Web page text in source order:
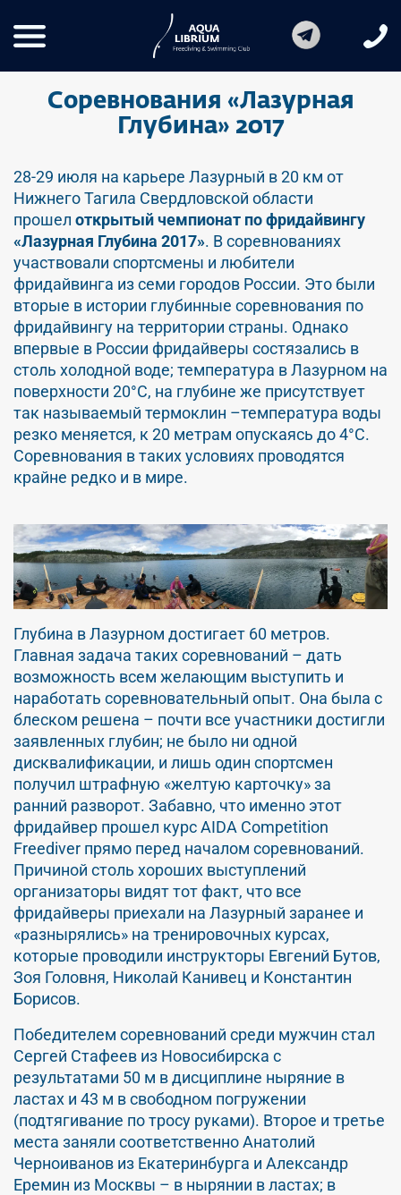
Соревнования «Лазурная
Глубина» 2017
28-29 июля на карьере Лазурный в 20 км от
Нижнего Тагила Свердловской области
прошел открытый чемпионат по фридайвингу
«Лазурная Глубина 2017». В соревнованиях
участвовали спортсмены и любители
фридайвинга из семи городов России. Это были
вторые в истории глубинные соревнования по
фридайвингу на территории страны. Однако
впервые в России фридайверы состязались в
столь холодной воде; температура в Лазурном на
поверхности 20°C, на глубине же присутствует
так называемый термоклин –температура воды
резко меняется, к 20 метрам опускаясь до 4°C.
Соревнования в таких условиях проводятся
крайне редко и в мире.
Глубина в Лазурном достигает 60 метров.
Главная задача таких соревнований – дать
возможность всем желающим выступить и
наработать соревновательный опыт. Она была с
блеском решена – почти все участники достигли
заявленных глубин; не было ни одной
дисквалификации, и лишь один спортсмен
получил штрафную «желтую карточку» за
ранний разворот. Забавно, что именно этот
фридайвер прошел курс AIDA Competition
Freediver прямо перед началом соревнований.
Причиной столь хороших выступлений
организаторы видят тот факт, что все
фридайверы приехали на Лазурный заранее и
«разнырялись» на тренировочных курсах,
которые проводили инструкторы Евгений Бутов,
Зоя Головня, Николай Канивец и Константин
Борисов.
Победителем соревнований среди мужчин стал
Сергей Стафеев из Новосибирска с
результатами 50 м в дисциплине ныряние в
ластах и 43 м в свободном погружении
(подтягивание по тросу руками). Второе и третье
места заняли соответственно Анатолий
Черноиванов из Екатеринбурга и Александр
Еремин из Москвы – в нырянии в ластах; в